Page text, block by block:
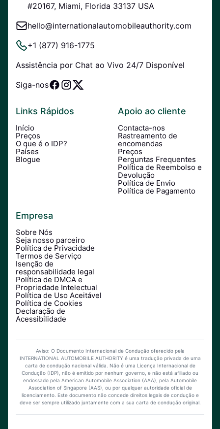
#20167, Miami, Florida 33137 USA
hello@internationalautomobileauthority.com
+1 (877) 916-1775
Assistência por Chat ao Vivo 24/7 Disponível
Siga-nos
Links Rápidos
Início
Preços
O que é o IDP?
Países
Blogue
Apoio ao cliente
Contacta-nos
Rastreamento de
encomendas
Preços
Perguntas Frequentes
Política de Reembolso e
Devolução
Política de Envio
Política de Pagamento
Empresa
Sobre Nós
Seja nosso parceiro
Política de Privacidade
Termos de Serviço
Isenção de
responsabilidade legal
Política de DMCA e
Propriedade Intelectual
Política de Uso Aceitável
Política de Cookies
Declaração de
Acessibilidade
Aviso: O Documento Internacional de Condução oferecido pela
INTERNATIONAL AUTOMOBILE AUTHORITY é uma tradução privada de uma
carta de condução nacional válida. Não é uma Licença Internacional de
Condução (IDP), não é emitido por nenhum governo, e não está afiliado ou
endossado pela American Automobile Association (AAA), pela Automobile
Association of Singapore (AAS), ou por qualquer autoridade oficial de
licenciamento. Este documento não concede direitos legais de condução e
deve ser sempre utilizado juntamente com a sua carta de condução original.